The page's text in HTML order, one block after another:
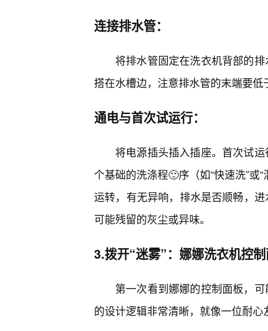
连接排水管：
将排水管固定在洗衣机背部的
搭在水槽边，注意排水管的末端要低
通电与首次试运行：
将电源插头插入插座。首次试
个基础的洗涤程🙂序（如“快速洗”或
运转，有无异响，排水是否顺畅，
可能残留的灰尘或异味。
3.拨开“迷雾”：娜娜洗衣机控
第一次看到娜娜的控制面板，
的设计逻辑非常清晰，就像一位耐心